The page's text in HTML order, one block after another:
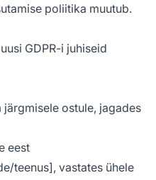
poliitika muutub.
GDPR-i juhiseid
ostule, jagades
eest
teenus], vastates ühele